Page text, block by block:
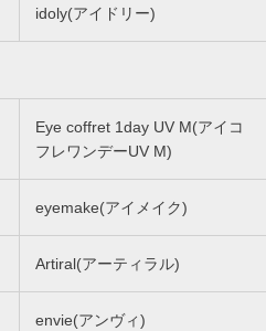
idoly(アイドリー)
Eye coffret 1day UV M(アイコ
フレワンデーUV M)
eyemake(アイメイク)
Artiral(アーティラル)
envie(アンヴィ)